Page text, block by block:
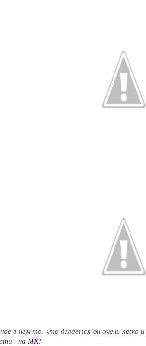
в нем то, что делается он очень
- на МК!